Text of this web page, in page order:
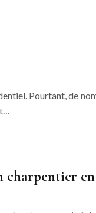
Pourtant, de
charpentier